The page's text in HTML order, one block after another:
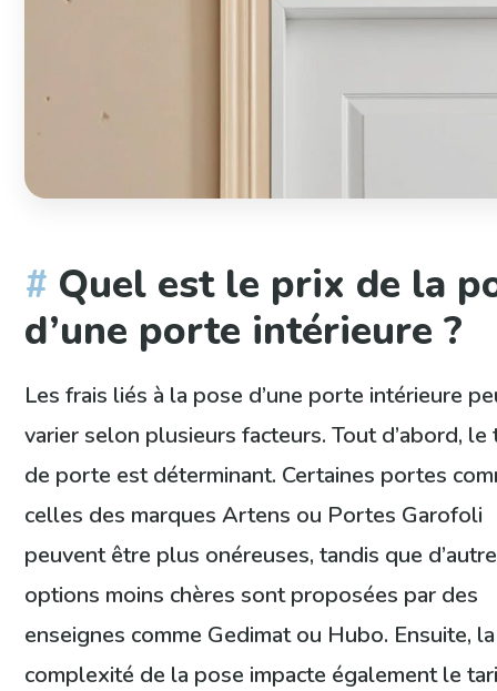
Quel est le prix de la
d’une porte intérieure ?
Les frais liés à la pose d’une porte intérieure
varier selon plusieurs facteurs. Tout d’abord, le
de porte est déterminant. Certaines portes
celles des marques Artens ou Portes Garofoli
peuvent être plus onéreuses, tandis que
options moins chères sont proposées par des
enseignes comme Gedimat ou Hubo. Ensuite, la
complexité de la pose impacte également le